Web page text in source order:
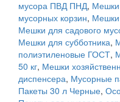
мусора ПВД ПНД,
мусорных корзин, Мешки
Мешки для садового
Мешки для субботника,
полиэтиленовые ГОСТ,
50 кг, Мешки
диспенсера, Мусорные
Пакеты 30 л Черные,